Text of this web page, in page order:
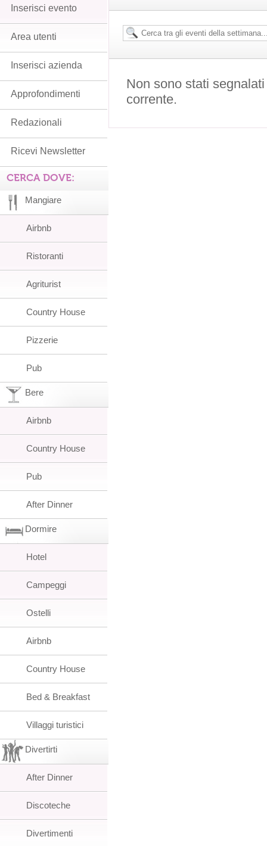
Non sono stati
corrente.
Inserisci evento
Area utenti
Inserisci azienda
Approfondimenti
Redazionali
Ricevi Newsletter
CERCA DOVE:
Mangiare
Airbnb
Ristoranti
Agriturist
Country House
Pizzerie
Pub
Bere
Airbnb
Country House
Pub
After Dinner
Dormire
Hotel
Campeggi
Ostelli
Airbnb
Country House
Bed & Breakfast
Villaggi turistici
Divertirti
After Dinner
Discoteche
Divertimenti